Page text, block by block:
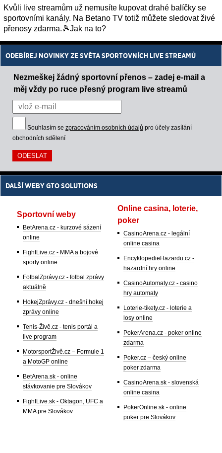
Kvůli live streamům už nemusíte kupovat drahé balíčky se
sportovními kanály. Na Betano TV totiž můžete sledovat živé
přenosy zdarma.🎾Jak na to?
ODEBÍREJ NOVINKY ZE SVĚTA SPORTOVNÍCH LIVE STREAMŮ
Nezmeškej žádný sportovní přenos – zadej e-mail a
měj vždy po ruce přesný program live streamů
Souhlasím se zpracováním osobních údajů pro účely zasílání
obchodních sdělení
DALŠÍ WEBY GTO SOLUTIONS
Sportovní weby
BetArena.cz - kurzové sázení
online
FightLive.cz - MMA a bojové
sporty online
FotbalZprávy.cz - fotbal zprávy
aktuálně
HokejZprávy.cz - dnešní hokej
zprávy online
Tenis-Živě.cz - tenis portál a
live program
MotorsportŽivě.cz – Formule 1
a MotoGP online
BetArena.sk - online
stávkovanie pre Slovákov
FightLive.sk - Oktagon, UFC a
MMA pre Slovákov
Online casina, loterie,
poker
CasinoArena.cz - legální
online casina
EncyklopedieHazardu.cz -
hazardní hry online
CasinoAutomaty.cz - casino
hry automaty
Loterie-tikety.cz - loterie a
losy online
PokerArena.cz - poker online
zdarma
Poker.cz – český online
poker zdarma
CasinoArena.sk - slovenská
online casina
PokerOnline.sk - online
poker pre Slovákov